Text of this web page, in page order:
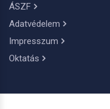
ÁSZF
Adatvédelem
Impresszum
Oktatás